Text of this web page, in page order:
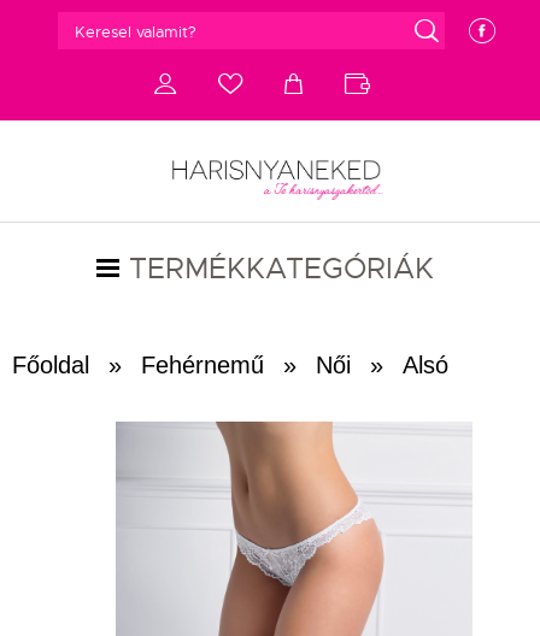
e g
d c a b
TERMÉKKATEGÓRIÁK
Főoldal » Fehérnemű » Női » Alsó